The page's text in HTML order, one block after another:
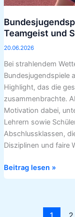
Teamgeist und
20.06.2026
Bei strahlendem
Bundesjugendspiele
Highlight, das die
zusammenbrachte.
Motivation dabei,
Lehrern sowie
Abschlussklassen,
Disziplinen und faire
Beitrag lesen »
1 2